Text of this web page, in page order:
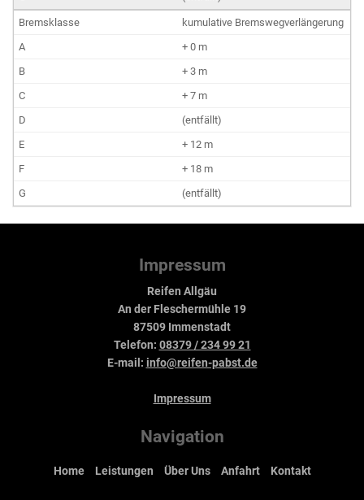
kumulative Bremswegverlängerung
+ 0 m
+ 3 m
+ 7 m
(entfällt)
+ 12 m
+ 18 m
(entfällt)
Impressum
Reifen Allgäu
An der Fleschermühle 19
87509 Immenstadt
Telefon: 08379 / 234 99 21
E-mail: info@reifen-pabst.de
Impressum
Navigation
Home Leistungen Über Uns Anfahrt Kontakt